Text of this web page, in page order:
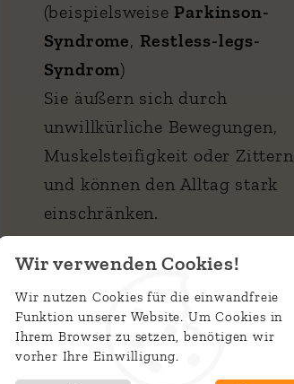
Wir verwenden Cookies!
Wir nutzen Cookies für die einwandfreie
Funktion unserer Website. Um Cookies in
Ihrem Browser zu setzen, benötigen wir
vorher Ihre Einwilligung.
(beispielsweise Parkinson-
Syndrome, Restless-legs-
Syndrom)
Sie äußern sich durch
unwillkürliche Bewegungen,
Muskelsteifigkeit oder Zittern
und können den Alltag stark
einschränken.